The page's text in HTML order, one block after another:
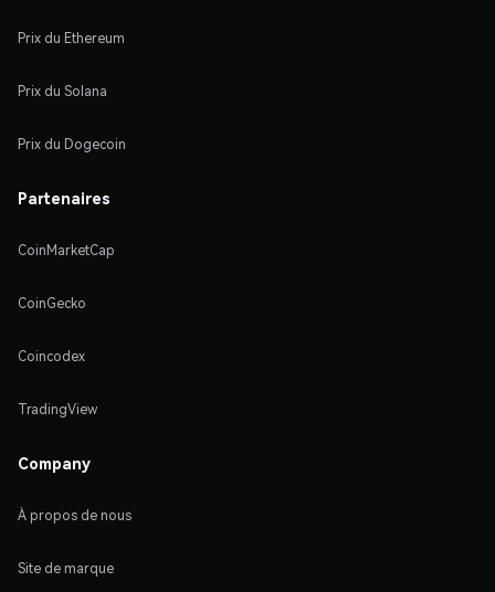
Prix du Ethereum
Prix du Solana
Prix du Dogecoin
Partenaires
CoinMarketCap
CoinGecko
Coincodex
TradingView
Company
À propos de nous
Site de marque